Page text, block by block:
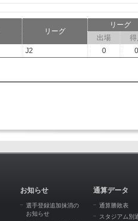
リーグ
リーグ
出場
得
J2 0 0
お知らせ
選手登録追加抹消の
お知らせ
通算データ
通算勝敗表
スタジアム別